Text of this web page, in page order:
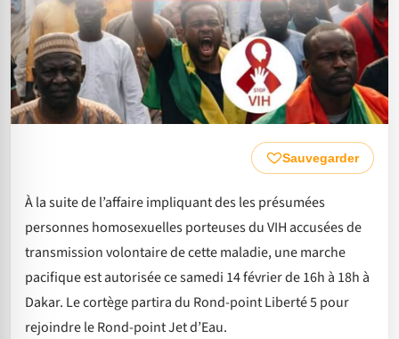
Sauvegarder
À la suite de l’affaire impliquant des les présumées
personnes homosexuelles porteuses du VIH accusées de
transmission volontaire de cette maladie, une marche
pacifique est autorisée ce samedi 14 février de 16h à 18h à
Dakar. Le cortège partira du Rond-point Liberté 5 pour
rejoindre le Rond-point Jet d’Eau.